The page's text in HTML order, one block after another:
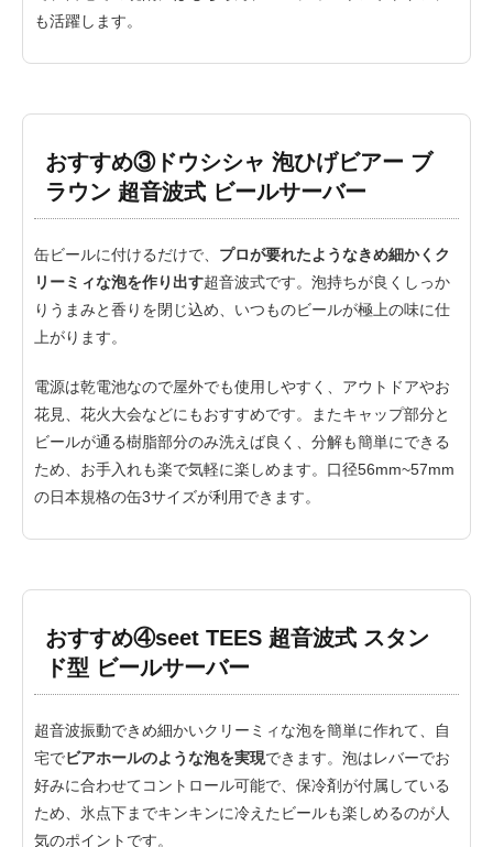
も活躍します。
おすすめ③ドウシシャ 泡ひげビアー ブ
ラウン 超音波式 ビールサーバー
缶ビールに付けるだけで、 プロが要れたようなきめ細かくク
リーミィな泡を作り出す超音波式です。泡持ちが良くしっか
りうまみと香りを閉じ込め、いつものビールが極上の味に仕
上がります。
電源は乾電池なので屋外でも使用しやすく、アウトドアやお
花見、花火大会などにもおすすめです。またキャップ部分と
ビールが通る樹脂部分のみ洗えば良く、分解も簡単にできる
ため、お手入れも楽で気軽に楽しめます。口径56mm~57mm
の日本規格の缶3サイズが利用できます。
おすすめ④seet TEES 超音波式 スタン
ド型 ビールサーバー
超音波振動できめ細かいクリーミィな泡を簡単に作れて、自
宅でビアホールのような泡を実現できます。泡はレバーでお
好みに合わせてコントロール可能で、保冷剤が付属している
ため、氷点下までキンキンに冷えたビールも楽しめるのが人
気のポイントです。